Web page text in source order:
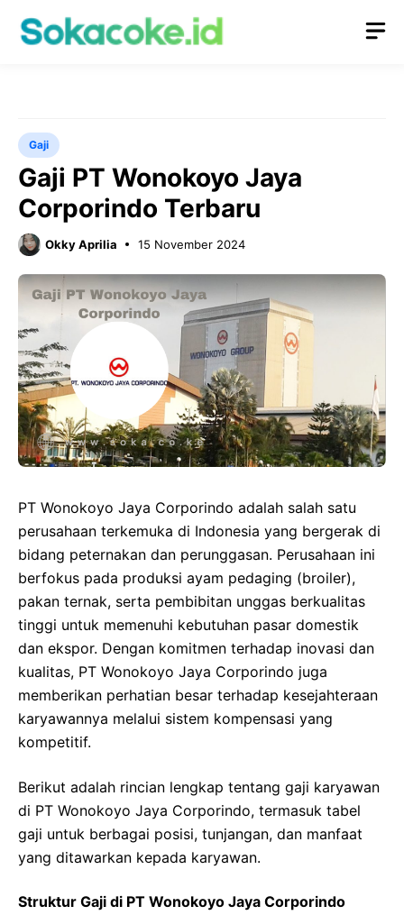
Gaji
Gaji PT Wonokoyo Jaya
Corporindo Terbaru
Okky Aprilia 15 November 2024
PT Wonokoyo Jaya Corporindo adalah salah satu
perusahaan terkemuka di Indonesia yang bergerak di
bidang peternakan dan perunggasan. Perusahaan ini
berfokus pada produksi ayam pedaging (broiler),
pakan ternak, serta pembibitan unggas berkualitas
tinggi untuk memenuhi kebutuhan pasar domestik
dan ekspor. Dengan komitmen terhadap inovasi dan
kualitas, PT Wonokoyo Jaya Corporindo juga
memberikan perhatian besar terhadap kesejahteraan
karyawannya melalui sistem kompensasi yang
kompetitif.
Berikut adalah rincian lengkap tentang gaji karyawan
di PT Wonokoyo Jaya Corporindo, termasuk tabel
gaji untuk berbagai posisi, tunjangan, dan manfaat
yang ditawarkan kepada karyawan.
Struktur Gaji di PT Wonokoyo Jaya Corporindo